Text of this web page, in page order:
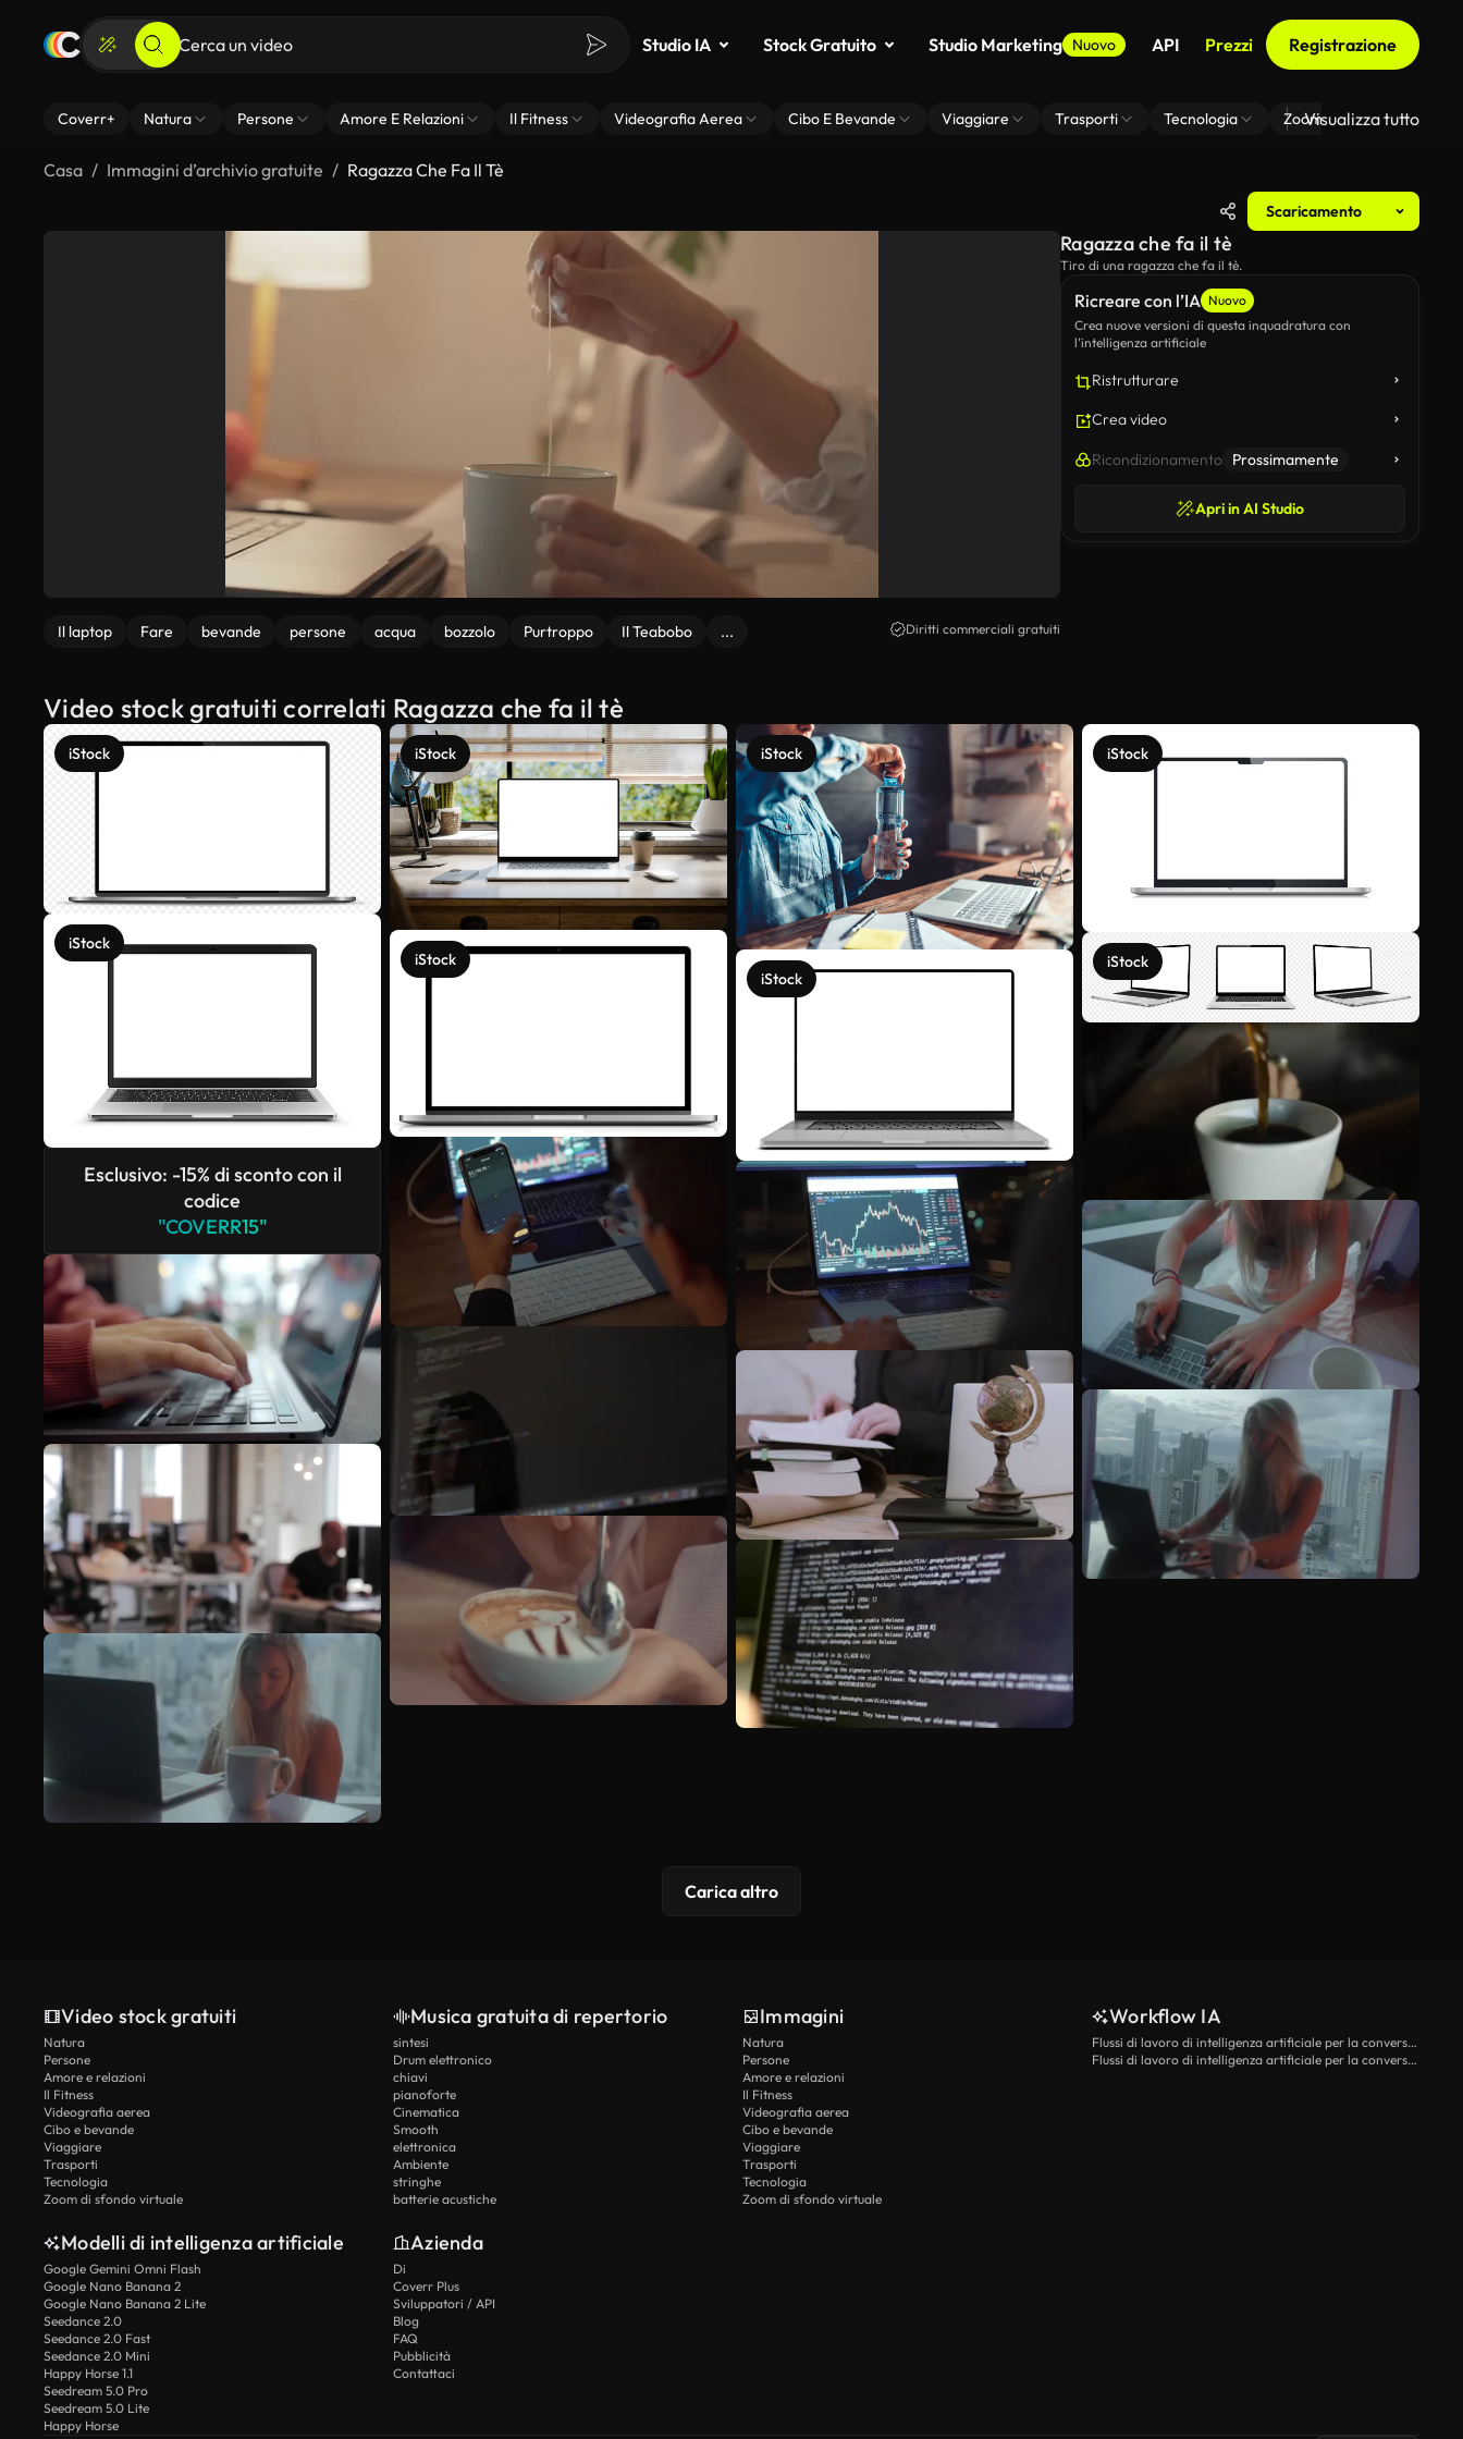
Studio IA Stock Gratuito Studio Marketing Nuovo API Prezzi Registrazione
Coverr+ Natura Persone Amore E Relazioni Il Fitness Videografia Aerea Cibo E Bevande Viaggiare Trasporti Tecnologia Zoom Di Sfondo Virtuale
Visualizza tutto
Casa Immagini d’archivio gratuite Ragazza Che Fa Il Tè
Scaricamento
Il laptop Fare bevande persone acqua bozzolo Purtroppo Il Teabobo ... Diritti commerciali gratuiti
Ricreare con l’IA Nuovo
Crea nuove versioni di questa inquadratura con
l’intelligenza artificiale
Ristrutturare
Crea video
Ricondizionamento Prossimamente
Apri in AI Studio
Ragazza che fa il tè
Tiro di una ragazza che fa il tè.
Video stock gratuiti correlati Ragazza che fa il tè
iStock
iStock
Esclusivo: -15% di sconto con il
codice
"COVERR15"
iStock
iStock
iStock
iStock
iStock
iStock
Scopri di più
Carica altro
Video stock gratuiti
Natura
Persone
Amore e relazioni
Il Fitness
Videografia aerea
Cibo e bevande
Viaggiare
Trasporti
Tecnologia
Zoom di sfondo virtuale
Musica gratuita di repertorio
sintesi
Drum elettronico
chiavi
pianoforte
Cinematica
Smooth
elettronica
Ambiente
stringhe
batterie acustiche
Immagini
Natura
Persone
Amore e relazioni
Il Fitness
Videografia aerea
Cibo e bevande
Viaggiare
Trasporti
Tecnologia
Zoom di sfondo virtuale
Workflow IA
Flussi di lavoro di intelligenza artificiale per la conversione da testo a video
Flussi di lavoro di intelligenza artificiale per la conversione di immagini in video
Modelli di intelligenza artificiale
Google Gemini Omni Flash
Google Nano Banana 2
Google Nano Banana 2 Lite
Seedance 2.0
Seedance 2.0 Fast
Seedance 2.0 Mini
Happy Horse 1.1
Seedream 5.0 Pro
Seedream 5.0 Lite
Happy Horse
Azienda
Di
Coverr Plus
Sviluppatori / API
Blog
FAQ
Pubblicità
Contattaci